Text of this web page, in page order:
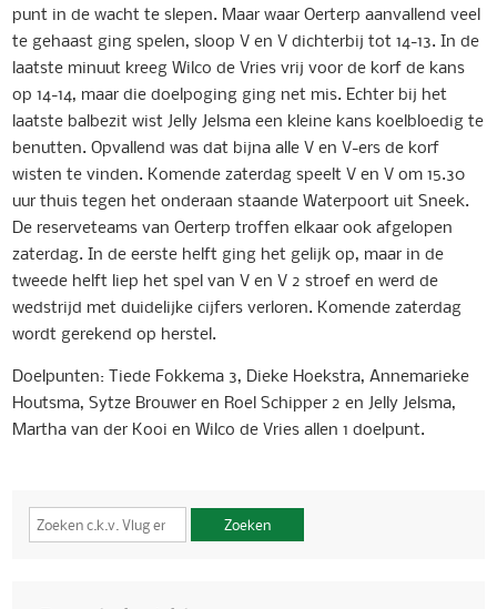
punt in de wacht te slepen. Maar waar Oerterp aanvallend veel
te gehaast ging spelen, sloop V en V dichterbij tot 14-13. In de
laatste minuut kreeg Wilco de Vries vrij voor de korf de kans
op 14-14, maar die doelpoging ging net mis. Echter bij het
laatste balbezit wist Jelly Jelsma een kleine kans koelbloedig te
benutten. Opvallend was dat bijna alle V en V-ers de korf
wisten te vinden. Komende zaterdag speelt V en V om 15.30
uur thuis tegen het onderaan staande Waterpoort uit Sneek.
De reserveteams van Oerterp troffen elkaar ook afgelopen
zaterdag. In de eerste helft ging het gelijk op, maar in de
tweede helft liep het spel van V en V 2 stroef en werd de
wedstrijd met duidelijke cijfers verloren. Komende zaterdag
wordt gerekend op herstel.
Doelpunten: Tiede Fokkema 3, Dieke Hoekstra, Annemarieke
Houtsma, Sytze Brouwer en Roel Schipper 2 en Jelly Jelsma,
Martha van der Kooi en Wilco de Vries allen 1 doelpunt.
Zoeken